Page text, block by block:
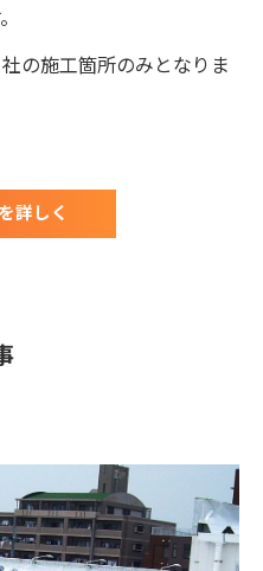
の施工箇所のみとなりま
詳しく